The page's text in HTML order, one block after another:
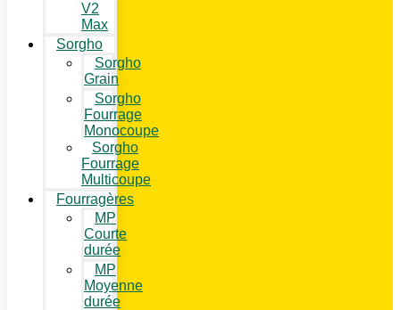
V2
Max
Sorgho
Sorgho
Grain
Sorgho
Fourrage
Monocoupe
Sorgho
Fourrage
Multicoupe
Fourragères
MP
Courte
durée
MP
Moyenne
durée